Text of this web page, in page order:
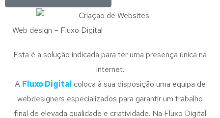
Web design – Fluxo Digital
Esta é a solução indicada para ter uma presença única na
internet.
A Fluxo Digital coloca à sua disposição uma equipa de
webdesigners especializados para garantir um trabalho
final de elevada qualidade e criatividade. Na Fluxo Digital